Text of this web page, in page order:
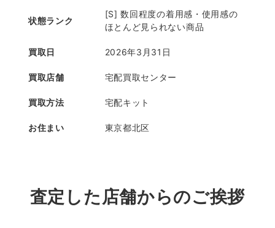
状態ランク
[S] 数回程度の着用感・使用感の
ほとんど見られない商品
買取日 2026年3月31日
買取店舗 宅配買取センター
買取方法 宅配キット
お住まい 東京都北区
査定した店舗からのご挨拶